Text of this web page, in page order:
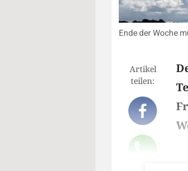
Ende der Woche
Artikel
teilen: